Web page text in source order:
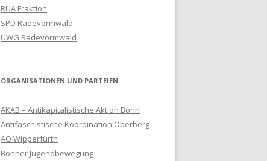
RUA Fraktion
SPD Radevormwald
UWG Radevormwald
ORGANISATIONEN UND PARTEIEN
AKAB – Antikapitalistische Aktion Bonn
Antifaschistische Koordination Oberberg
AO Wipperfürth
Bonner Jugendbewegung